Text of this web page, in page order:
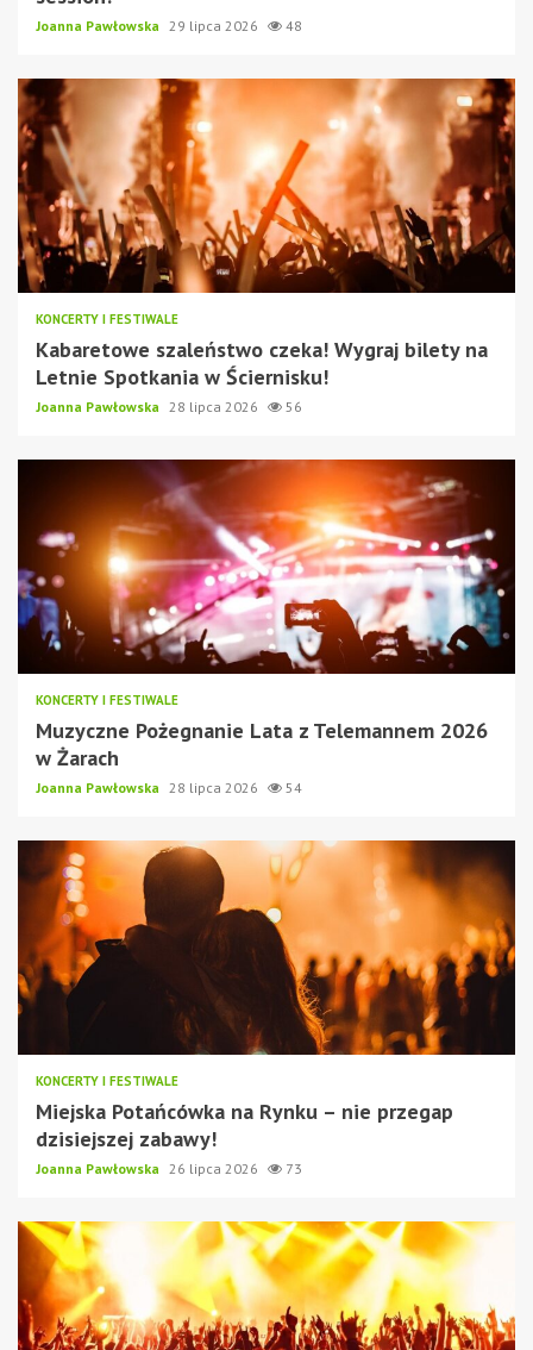
Joanna Pawłowska 29 lipca 2026 48
KONCERTY I FESTIWALE
Kabaretowe szaleństwo czeka! Wygraj bilety na
Letnie Spotkania w Ściernisku!
Joanna Pawłowska 28 lipca 2026 56
KONCERTY I FESTIWALE
Muzyczne Pożegnanie Lata z Telemannem 2026
w Żarach
Joanna Pawłowska 28 lipca 2026 54
KONCERTY I FESTIWALE
Miejska Potańcówka na Rynku – nie przegap
dzisiejszej zabawy!
Joanna Pawłowska 26 lipca 2026 73